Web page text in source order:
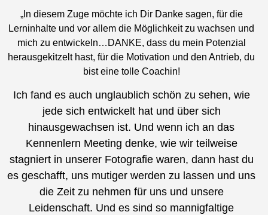
„In diesem Zuge möchte ich Dir Danke sagen, für die
Lerninhalte und vor allem die Möglichkeit zu wachsen und
mich zu entwickeln…DANKE, dass du mein Potenzial
herausgekitzelt hast, für die Motivation und den Antrieb, du
bist eine tolle Coachin!
Ich fand es auch unglaublich schön zu sehen, wie
jede sich entwickelt hat und über sich
hinausgewachsen ist. Und wenn ich an das
Kennenlern Meeting denke, wie wir teilweise
stagniert in unserer Fotografie waren, dann hast du
es geschafft, uns mutiger werden zu lassen und uns
die Zeit zu nehmen für uns und unsere
Leidenschaft. Und es sind so mannigfaltige